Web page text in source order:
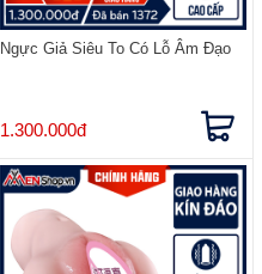
Ngực Giả Siêu To Có Lỗ Âm Đạo
1.300.000đ